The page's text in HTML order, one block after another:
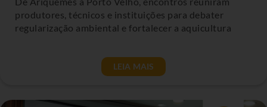
produtores, técnicos e instituições para debater
regularização ambiental e fortalecer a aquicultura
LEIA MAIS